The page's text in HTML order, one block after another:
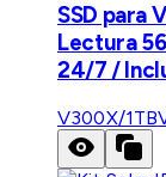
SSD para
Lectura
24/7 /
V300X/1TB